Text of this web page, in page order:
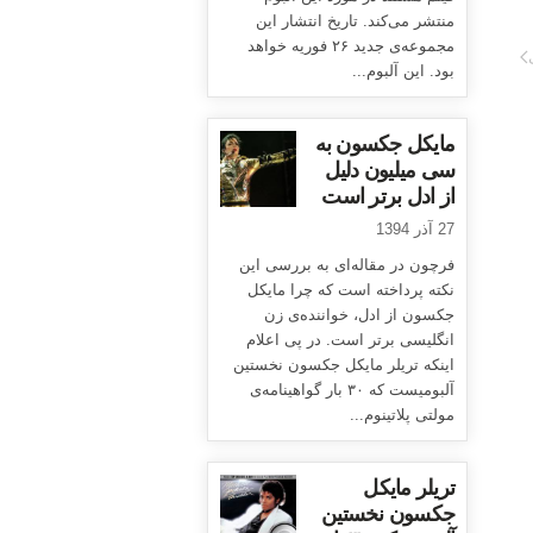
منتشر می‌کند. تاریخ انتشار این
مجموعه‌ی جدید ۲۶ فوریه خواهد
بود. این آلبوم...
مایکل جکسون به
سی میلیون دلیل
از ادل برتر است
27 آذر 1394
فرچون در مقاله‌ای به بررسی این
نکته پرداخته است که چرا مایکل
جکسون از ادل، خواننده‌ی زن
انگلیسی برتر است. در پی اعلام
اینکه تریلر مایکل جکسون نخستین
آلبومیست که ۳۰ بار گواهینامه‌ی
مولتی پلاتینوم...
تریلر مایکل
جکسون نخستین